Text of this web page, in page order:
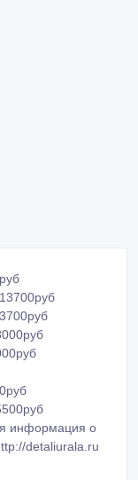
информация о
detaliurala.ru